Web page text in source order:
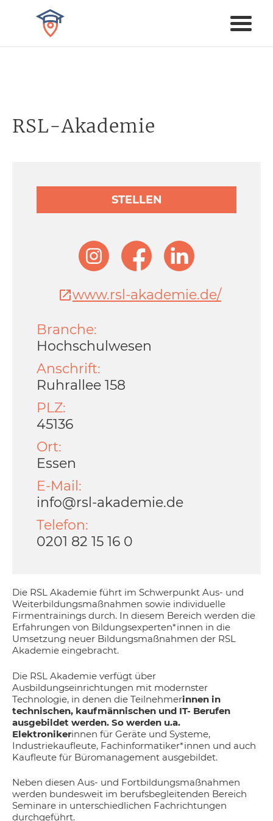
RSL-Akademie
Die RSL Akademie führt im Schwerpunkt Aus- und
Weiterbildungsmaßnahmen sowie individuelle
Firmentrainings durch. In diesem Bereich werden die
Erfahrungen von Bildungsexperten*innen in die
Umsetzung neuer Bildungsmaßnahmen der RSL
Akademie eingebracht.
Die RSL Akademie verfügt über
Ausbildungseinrichtungen mit modernster
Technologie, in denen die Teilnehmerinnen in
technischen, kaufmännischen und IT- Berufen
ausgebildet werden. So werden u.a.
Elektronikerinnen für Geräte und Systeme,
Industriekaufleute, Fachinformatiker*innen und auch
Kaufleute für Büromanagement ausgebildet.
Neben diesen Aus- und Fortbildungsmaßnahmen
werden bundesweit im berufsbegleitenden Bereich
Seminare in unterschiedlichen Fachrichtungen
durchgeführt.
STELLEN
www.rsl-akademie.de/
Branche:
Hochschulwesen
Anschrift:
Ruhrallee 158
PLZ:
45136
Ort:
Essen
E-Mail:
info@rsl-akademie.de
Telefon:
0201 82 15 16 0